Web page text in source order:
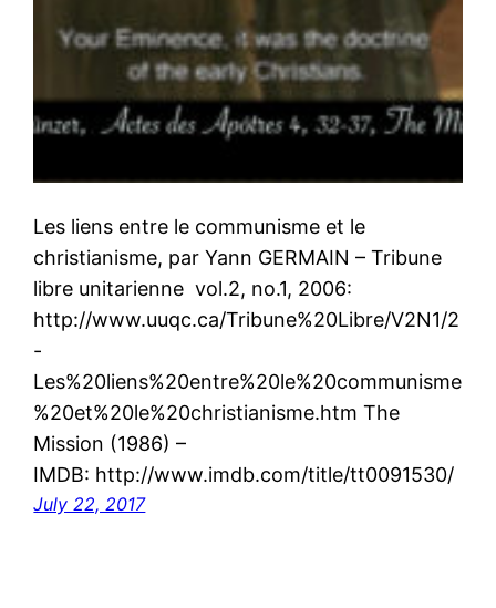
Les liens entre le communisme et le
christianisme, par Yann GERMAIN – Tribune
libre unitarienne vol.2, no.1, 2006:
http://www.uuqc.ca/Tribune%20Libre/V2N1/2
-
Les%20liens%20entre%20le%20communisme
%20et%20le%20christianisme.htm The
Mission (1986) –
IMDB: http://www.imdb.com/title/tt0091530/
July 22, 2017